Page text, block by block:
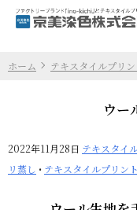
ホーム テキスタイルプリン
ウー
2022年11月28日 テキスタイ
リ蒸し • テキスタイルプリント